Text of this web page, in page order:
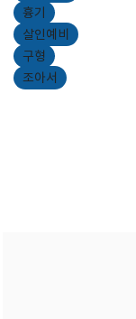
흉기
살인예비
구형
조아서